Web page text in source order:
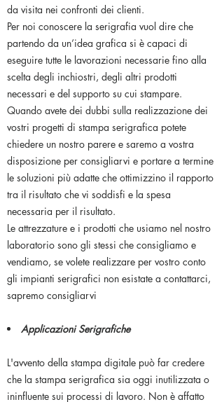
da visita nei confronti dei clienti.
Per noi conoscere la serigrafia vuol dire che
partendo da un’idea grafica si è capaci di
eseguire tutte le lavorazioni necessarie fino alla
scelta degli inchiostri, degli altri prodotti
necessari e del supporto su cui stampare.
Quando avete dei dubbi sulla realizzazione dei
vostri progetti di stampa serigrafica potete
chiedere un nostro parere e saremo a vostra
disposizione per consigliarvi e portare a termine
le soluzioni più adatte che ottimizzino il rapporto
tra il risultato che vi soddisfi e la spesa
necessaria per il risultato.
Le attrezzature e i prodotti che usiamo nel nostro
laboratorio sono gli stessi che consigliamo e
vendiamo, se volete realizzare per vostro conto
gli impianti serigrafici non esistate a contattarci,
sapremo consigliarvi
Applicazioni Serigrafiche
L'avvento della stampa digitale può far credere
che la stampa serigrafica sia oggi inutilizzata o
ininfluente sui processi di lavoro. Non è affatto